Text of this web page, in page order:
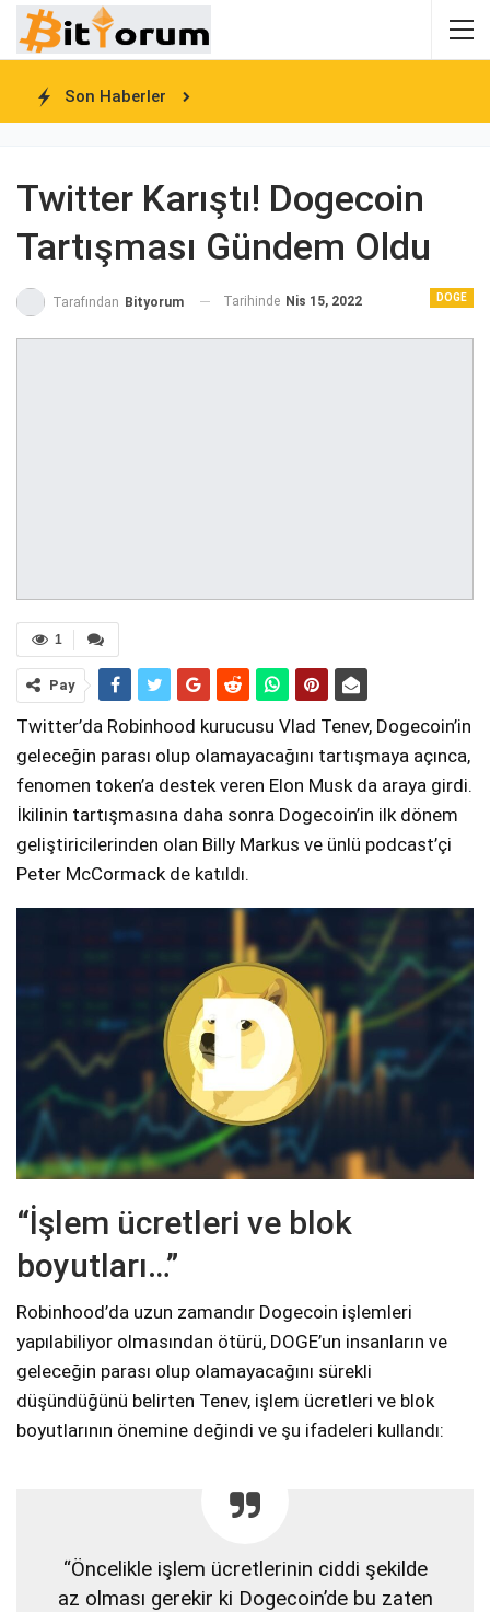
Son Haberler
Twitter Karıştı! Dogecoin
Tartışması Gündem Oldu
DOGE
Tarafından Bityorum Tarihinde Nis 15, 2022
1
Pay
Twitter’da Robinhood kurucusu Vlad Tenev, Dogecoin’in
geleceğin parası olup olamayacağını tartışmaya açınca,
fenomen token’a destek veren Elon Musk da araya girdi.
İkilinin tartışmasına daha sonra Dogecoin’in ilk dönem
geliştiricilerinden olan Billy Markus ve ünlü podcast’çi
Peter McCormack de katıldı.
“İşlem ücretleri ve blok
boyutları…”
Robinhood’da uzun zamandır Dogecoin işlemleri
yapılabiliyor olmasından ötürü, DOGE’un insanların ve
geleceğin parası olup olamayacağını sürekli
düşündüğünü belirten Tenev, işlem ücretleri ve blok
boyutlarının önemine değindi ve şu ifadeleri kullandı:
“Öncelikle işlem ücretlerinin ciddi şekilde
az olması gerekir ki Dogecoin’de bu zaten